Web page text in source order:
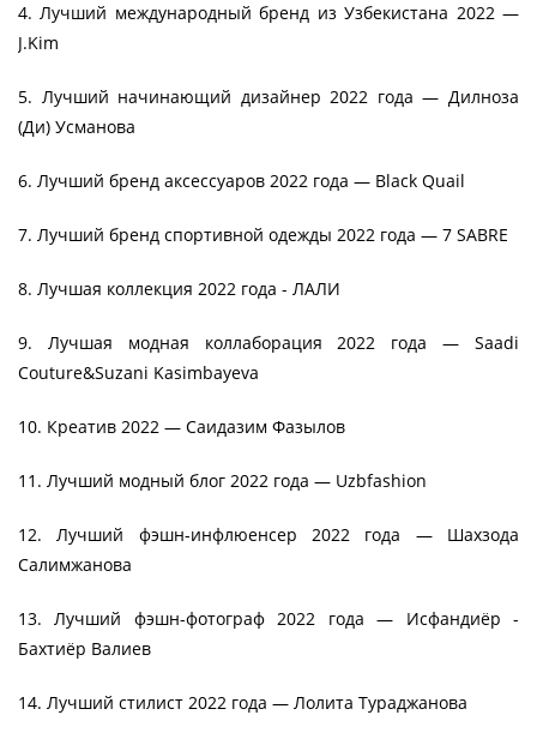
4. Лучший международный бренд из Узбекистана 2022 —
J.Kim
5. Лучший начинающий дизайнер 2022 года — Дилноза
(Ди) Усманова
6. Лучший бренд аксессуаров 2022 года — Black Quail
7. Лучший бренд спортивной одежды 2022 года — 7 SABRE
8. Лучшая коллекция 2022 года - ЛАЛИ
9. Лучшая модная коллаборация 2022 года — Saadi
Couture&Suzani Kasimbayeva
10. Креатив 2022 — Саидазим Фазылов
11. Лучший модный блог 2022 года — Uzbfashion
12. Лучший фэшн-инфлюенсер 2022 года — Шахзода
Салимжанова
13. Лучший фэшн-фотограф 2022 года — Исфандиёр -
Бахтиёр Валиев
14. Лучший стилист 2022 года — Лолита Тураджанова